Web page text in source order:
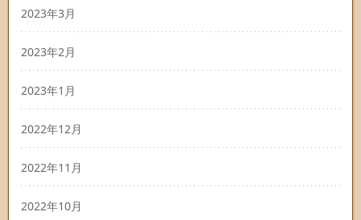
2023年3月
2023年2月
2023年1月
2022年12月
2022年11月
2022年10月